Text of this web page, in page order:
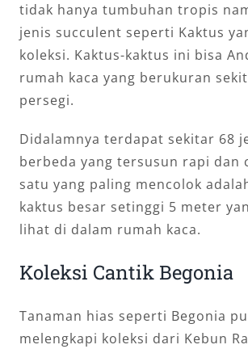
tidak hanya tumbuhan tropis
jenis succulent seperti Kaktus
koleksi. Kaktus-kaktus ini bisa
rumah kaca yang berukuran
persegi.
Didalamnya terdapat sekitar 68
berbeda yang tersusun rapi dan
satu yang paling mencolok
kaktus besar setinggi 5 meter
lihat di dalam rumah kaca.
Koleksi Cantik Begonia
Tanaman hias seperti Begonia
melengkapi koleksi dari Kebun